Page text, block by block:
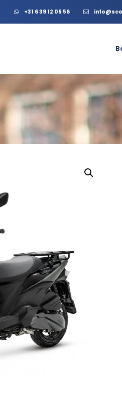
+31 6 39 12 05 56